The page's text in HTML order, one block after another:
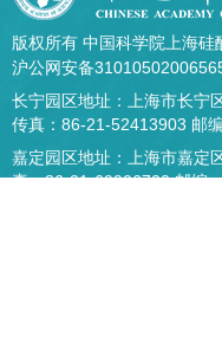
版权所有 中国科学院上海硅
沪公网安备
长宁园区地址：上海市长宁
传真：86-21-52413903 邮
嘉定园区地址：上海市嘉定
真：86-21-69906700 邮编